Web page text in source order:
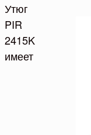
Утюг
PIR
2415K
имеет